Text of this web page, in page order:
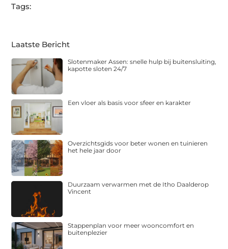
Tags:
Laatste Bericht
Slotenmaker Assen: snelle hulp bij buitensluiting,
kapotte sloten 24/7
Een vloer als basis voor sfeer en karakter
Overzichtsgids voor beter wonen en tuinieren
het hele jaar door
Duurzaam verwarmen met de Itho Daalderop
Vincent
Stappenplan voor meer wooncomfort en
buitenplezier